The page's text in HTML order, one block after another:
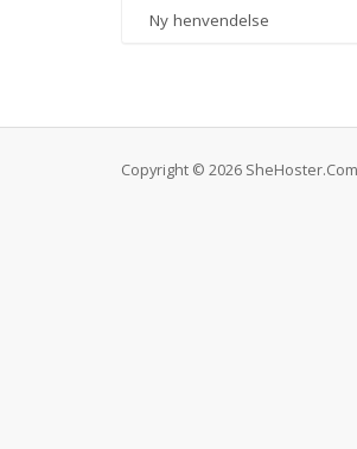
Ny henvendelse
Copyright © 2026